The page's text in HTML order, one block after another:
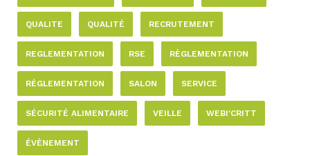
QUALITE QUALITÉ RECRUTEMENT
REGLEMENTATION RSE RÈGLEMENTATION
RÉGLEMENTATION SALON SERVICE
SÉCURITÉ ALIMENTAIRE VEILLE WEBI'CRITT
ÉVÈNEMENT